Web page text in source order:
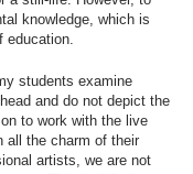
knowledge, which is
students examine
and do not depict the
to work with the live
all the charm of their
artists, we are not